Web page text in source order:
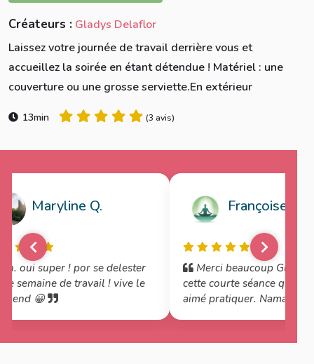
Créateurs : Gladys Delaflor
Laissez votre journée de travail derrière vous et
accueillez la soirée en étant détendue ! Matériel : une
couverture ou une grosse serviette.En extérieur
13min (3 avis)
Maryline Q.
oui super ! por se delester
semaine de travail ! vive le
😀
Françoise B.
Merci beaucoup Gladys
cette courte séance que
aimé pratiquer. Namasté.